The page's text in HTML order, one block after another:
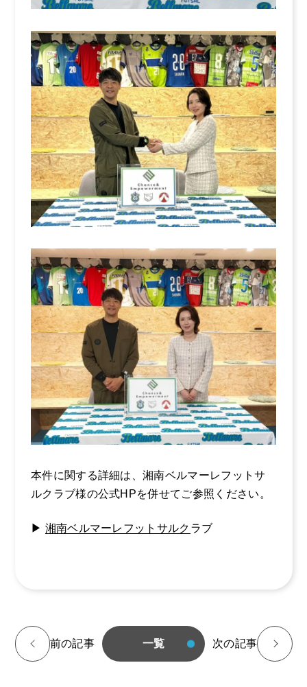
本件に関する詳細は、湘南ベルマーレフットサ
ルクラブ様の公式HPを併せてご参照ください。
▶ 湘南ベルマーレフットサルク ラブ
<
前の記事 一覧 次の記事